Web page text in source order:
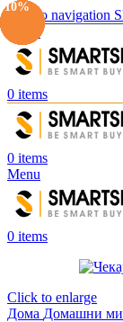
Skip to navigation
0 items
0 items
Menu
0 items
Click to enlarge
Дома Домашни
-10%
-10%
-10%
-10%
-10%
-10%
-10%